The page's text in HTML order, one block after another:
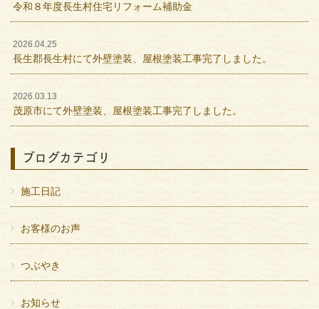
令和８年度長生村住宅リフォーム補助金
2026.04.25
長生郡長生村にて外壁塗装、屋根塗装工事完了しました。
2026.03.13
茂原市にて外壁塗装、屋根塗装工事完了しました。
ブログカテゴリ
施工日記
お客様のお声
つぶやき
お知らせ